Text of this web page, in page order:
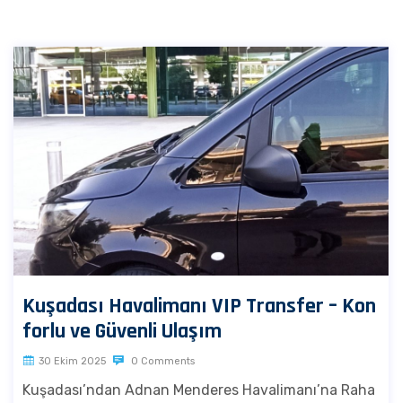
Kuşadası Havalimanı VIP Transfer – Kon
forlu ve Güvenli Ulaşım
30 Ekim 2025 0 Comments
Kuşadası’ndan Adnan Menderes Havalimanı’na Raha